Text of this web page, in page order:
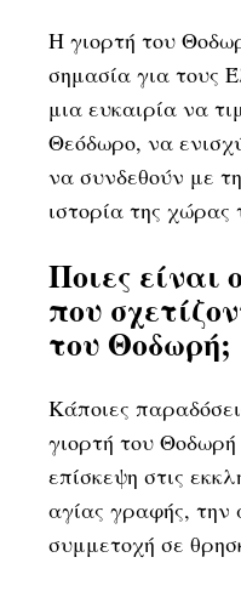
Η γιορτή του
σημασία για τους
μια ευκαιρία να
Θεόδωρο, να
να συνδεθούν με
ιστορία της χώρας
Ποιες είναι
που
του Θοδωρή;
Κάποιες
γιορτή του
επίσκεψη στις
αγίας γραφής, την
συμμετοχή σε